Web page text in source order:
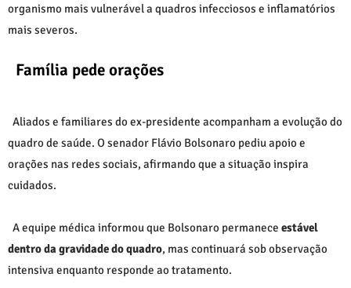
organismo mais vulnerável a quadros infecciosos e inflamatórios
mais severos.
Família pede orações
Aliados e familiares do ex-presidente acompanham a evolução do
quadro de saúde. O senador Flávio Bolsonaro pediu apoio e
orações nas redes sociais, afirmando que a situação inspira
cuidados.
A equipe médica informou que Bolsonaro permanece estável
dentro da gravidade do quadro, mas continuará sob observação
intensiva enquanto responde ao tratamento.